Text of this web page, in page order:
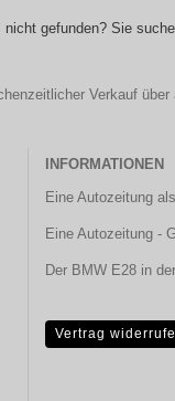
nicht gefunden? Sie
Verkauf
INFORMATIONEN
Eine Autozeitung
Eine Autozeitung -
Der BMW E28 in
Vertrag